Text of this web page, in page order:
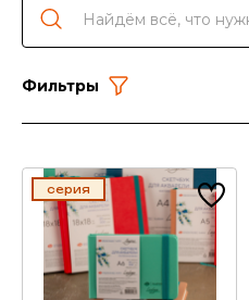
Фильтры
серия